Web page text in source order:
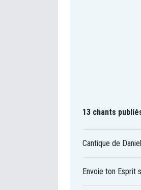
13 chants
Cantique de
Envoie ton Esprit